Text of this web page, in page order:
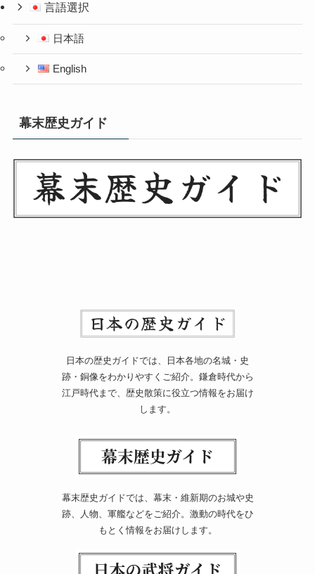
言語選択
日本語
English
幕末歴史ガイド
日本の歴史ガイドでは、日本各地の名城・史
跡・銅像をわかりやすくご紹介。鎌倉時代から
江戸時代まで、歴史散策に役立つ情報をお届け
します。
幕末歴史ガイドでは、幕末・維新期のお城や史
跡、人物、軍艦などをご紹介。激動の時代をひ
もとく情報をお届けします。